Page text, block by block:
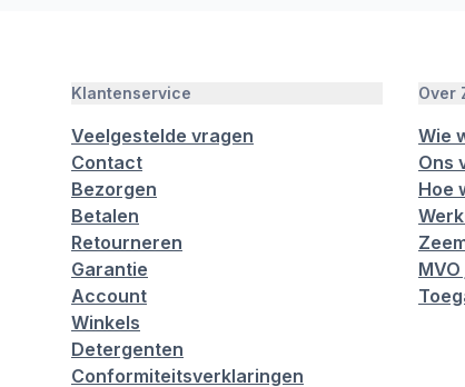
Klantenservice
Veelgestelde vragen
Contact
Bezorgen
Betalen
Retourneren
Garantie
Account
Winkels
Detergenten
Conformiteitsverklaringen
Over
Wie
Ons
Hoe